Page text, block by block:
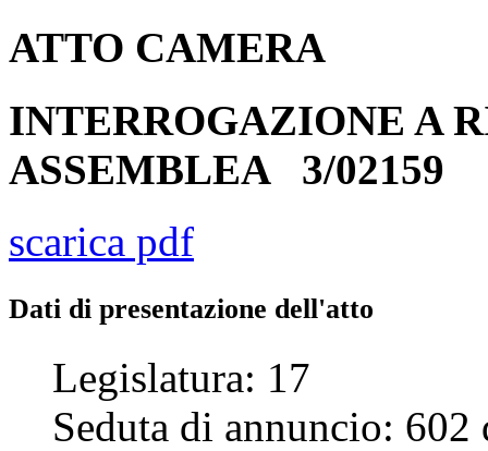
ATTO CAMERA
INTERROGAZIONE A
ASSEMBLEA 3/02159
scarica pdf
Dati di presentazione dell'atto
Legislatura: 17
Seduta di annuncio: 602